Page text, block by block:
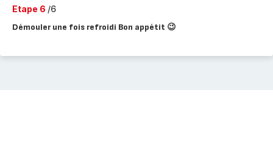
Etape 6 /6
Démouler une fois refroidi Bon appétit 😉